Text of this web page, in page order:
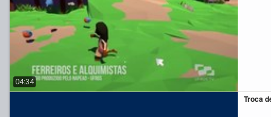
04:34
Troca